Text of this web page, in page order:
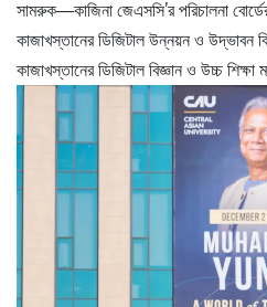
সামরুক—কাজিনা জেএসসি’র পরিচালনা
কাজাখস্তানের ডিজিটাল উন্নয়ন ও উদ্ভাবন
কাজাখস্তানের ডিজিটাল বিজ্ঞান ও উচ্চ শিক্ষা